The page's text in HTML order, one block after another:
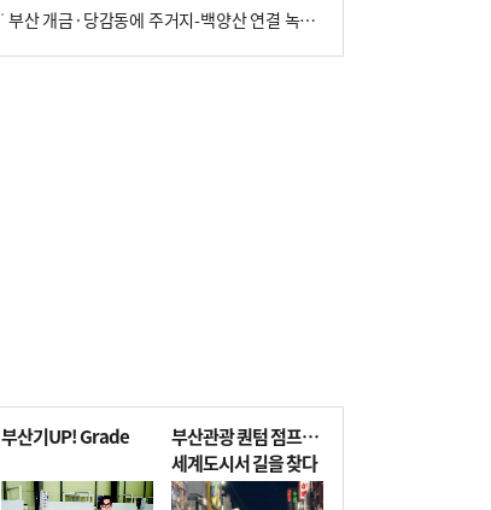
부산 개금·당감동에 주거지-백양산 연결 녹지 조성
부산기UP! Grade
부산관광 퀀텀 점프…
세계도시서 길을 찾다